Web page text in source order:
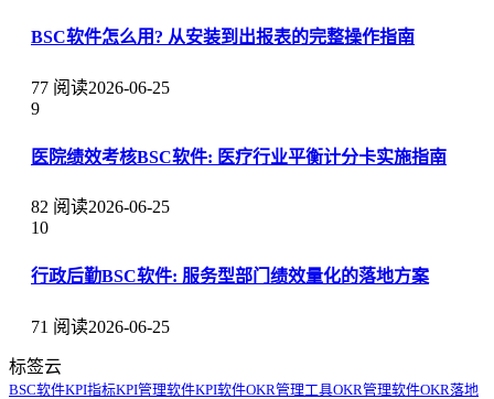
BSC软件怎么用? 从安装到出报表的完整操作指南
77 阅读2026-06-25
9
医院绩效考核BSC软件: 医疗行业平衡计分卡实施指南
82 阅读2026-06-25
10
行政后勤BSC软件: 服务型部门绩效量化的落地方案
71 阅读2026-06-25
标签云
BSC软件KPI指标KPI管理软件KPI软件OKR管理工具OKR管理软件OKR落地